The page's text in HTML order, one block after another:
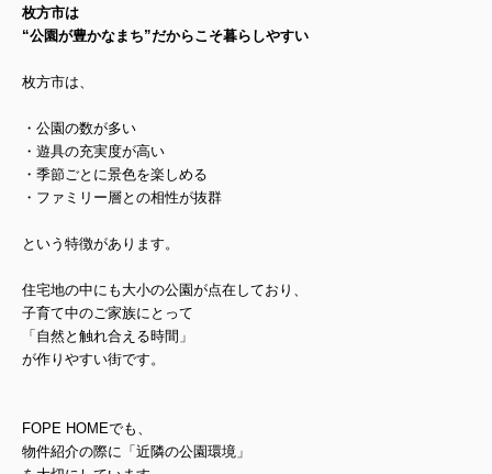
枚方市は
“公園が豊かなまち”だからこそ暮らしやすい
枚方市は、
・公園の数が多い
・遊具の充実度が高い
・季節ごとに景色を楽しめる
・ファミリー層との相性が抜群
という特徴があります。
住宅地の中にも大小の公園が点在しており、
子育て中のご家族にとって
「自然と触れ合える時間」
が作りやすい街です。
FOPE HOMEでも、
物件紹介の際に「近隣の公園環境」